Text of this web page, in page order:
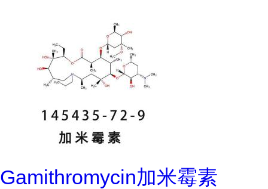
Gamithromycin加米霉素